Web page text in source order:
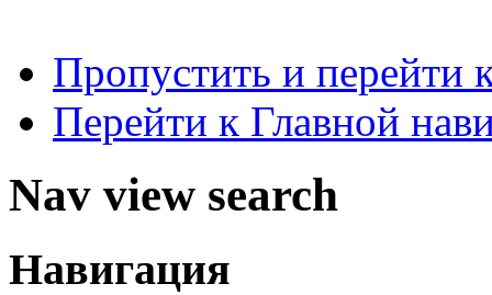
Пропустить и перейти
Перейти к Главной
Nav view search
Навигация